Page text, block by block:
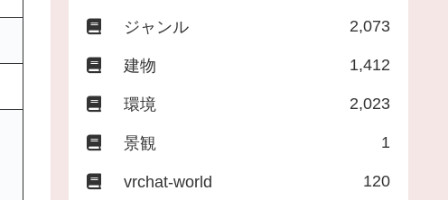
ジャンル 2,073
建物 1,412
環境 2,023
景観 1
vrchat-world 120